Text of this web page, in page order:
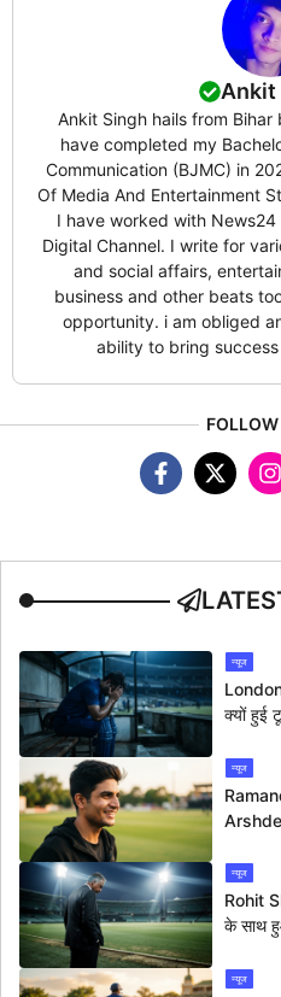
Ankit
Ankit Singh hails from
have completed my
Communication (BJMC) in
Of Media And Entertainment
I have worked with
Digital Channel. I write for
and social affairs,
business and other beats
opportunity. i am obliged
ability to bring
न्यूज
क्यों हुई
न्यूज
न्यूज
Rohit
के साथ
न्यूज